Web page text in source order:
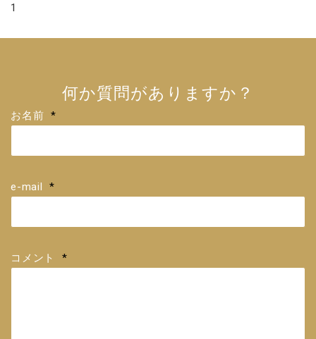
1
何か質問がありますか？
お名前 *
e-mail *
コメント *